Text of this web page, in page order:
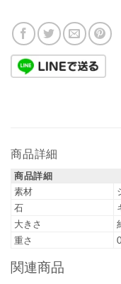
商品詳細
商品詳細
素材
石
大きさ
重さ
関連商品